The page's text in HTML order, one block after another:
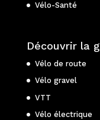
Vélo-Santé
Découvrir la
Vélo de route
Vélo gravel
VTT
Vélo électrique